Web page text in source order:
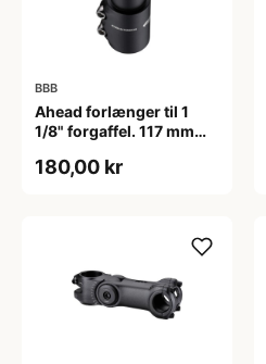
BBB
Ahead forlænger til 1
1/8" forgaffel. 117 mm
180,00 kr